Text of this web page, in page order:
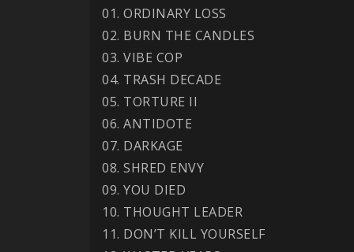
01. ORDINARY LOSS
02. BURN THE CANDLES
03. VIBE COP
04. TRASH DECADE
05. TORTURE II
06. ANTIDOTE
07. DARKAGE
08. SHRED ENVY
09. YOU DIED
10. THOUGHT LEADER
11. DON’T KILL YOURSELF